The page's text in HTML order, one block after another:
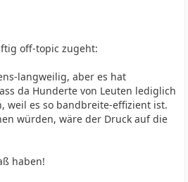
off-topic zugeht:
langweilig, aber es hat
da Hunderte von Leuten lediglich
weil es so bandbreite-effizient ist.
würden, wäre der Druck auf die
haben!